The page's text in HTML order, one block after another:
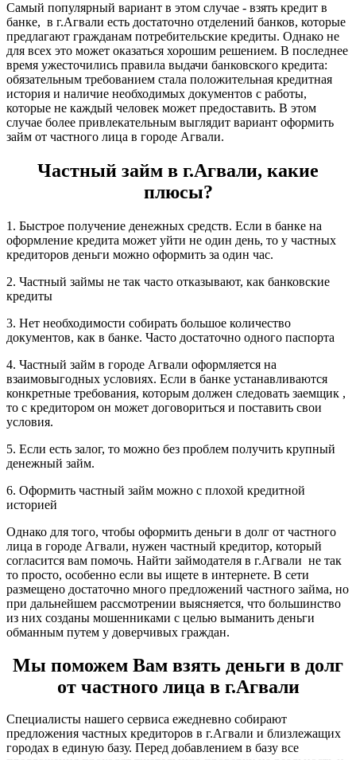
Самый популярный вариант в этом случае - взять кредит в
банке, в г.Агвали есть достаточно отделений банков, которые
предлагают гражданам потребительские кредиты. Однако не
для всех это может оказаться хорошим решением. В последнее
время ужесточились правила выдачи банковского кредита:
обязательным требованием стала положительная кредитная
история и наличие необходимых документов с работы,
которые не каждый человек может предоставить. В этом
случае более привлекательным выглядит вариант оформить
займ от частного лица в городе Агвали.
Частный займ в г.Агвали, какие
плюсы?
1. Быстрое получение денежных средств. Если в банке на
оформление кредита может уйти не один день, то у частных
кредиторов деньги можно оформить за один час.
2. Частный займы не так часто отказывают, как банковские
кредиты
3. Нет необходимости собирать большое количество
документов, как в банке. Часто достаточно одного паспорта
4. Частный займ в городе Агвали оформляется на
взаимовыгодных условиях. Если в банке устанавливаются
конкретные требования, которым должен следовать заемщик ,
то с кредитором он может договориться и поставить свои
условия.
5. Если есть залог, то можно без проблем получить крупный
денежный займ.
6. Оформить частный займ можно с плохой кредитной
историей
Однако для того, чтобы оформить деньги в долг от частного
лица в городе Агвали, нужен частный кредитор, который
согласится вам помочь. Найти займодателя в г.Агвали не так
то просто, особенно если вы ищете в интернете. В сети
размещено достаточно много предложений частного займа, но
при дальнейшем рассмотрении выясняется, что большинство
из них созданы мошенниками с целью выманить деньги
обманным путем у доверчивых граждан.
Мы поможем Вам взять деньги в долг
от частного лица в г.Агвали
Специалисты нашего сервиса ежедневно собирают
предложения частных кредиторов в г.Агвали и близлежащих
городах в единую базу. Перед добавлением в базу все